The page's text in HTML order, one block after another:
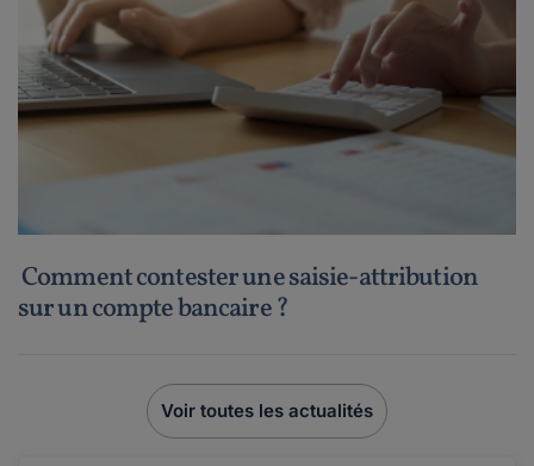
Comment contester une saisie-attribution
sur un compte bancaire ?
Voir toutes les actualités